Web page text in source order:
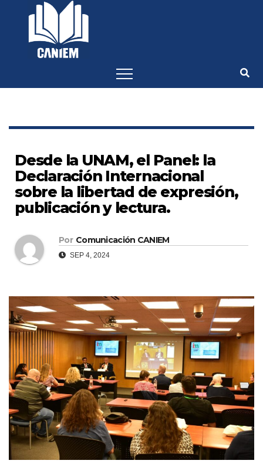
Desde la UNAM, el Panel: la
Declaración Internacional
sobre la libertad de expresión,
publicación y lectura.
Por Comunicación CANIEM
SEP 4, 2024